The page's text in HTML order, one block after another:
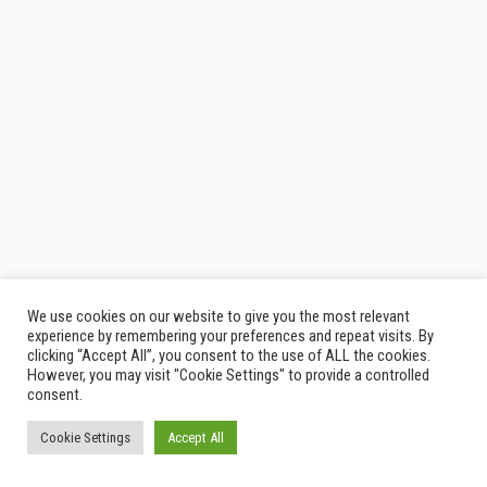
We use cookies on our website to give you the most relevant
experience by remembering your preferences and repeat visits. By
clicking “Accept All”, you consent to the use of ALL the cookies.
However, you may visit "Cookie Settings" to provide a controlled
consent.
Cookie Settings Accept All